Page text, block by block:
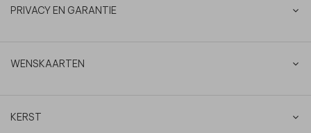
PRIVACY EN GARANTIE
WENSKAARTEN
KERST